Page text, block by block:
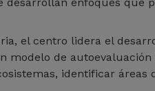
el centro lidera el
modelo de
identificar